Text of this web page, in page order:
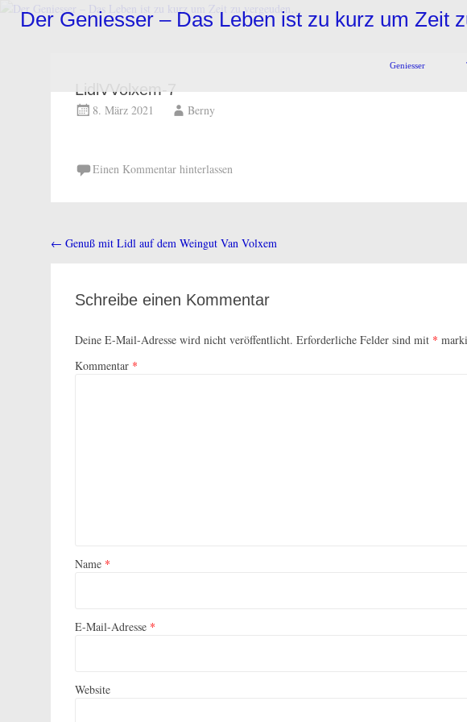
Zum
InhaltDer Geniesser – Das Leben ist zu kurz um Zeit
Geniesser
LidlVVolxem-7
8. März 2021 Berny
Einen Kommentar hinterlassen
Beitragsnavigation
← Genuß mit Lidl auf dem Weingut Van Volxem
Schreibe einen Kommentar
Deine E-Mail-Adresse wird nicht veröffentlicht. Erforderliche Felder sind mit *
Kommentar *
Name *
E-Mail-Adresse *
Website